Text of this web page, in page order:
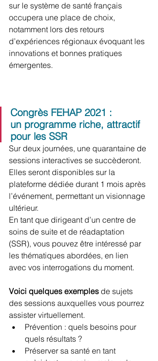
sur le système de santé français
occupera une place de choix,
notamment lors des retours
d’expériences régionaux évoquant les
innovations et bonnes pratiques
émergentes.
Congrès FEHAP 2021 :
un programme riche, attractif
pour les SSR
Sur deux journées, une quarantaine de
sessions interactives se succèderont.
Elles seront disponibles sur la
plateforme dédiée durant 1 mois après
l’événement, permettant un visionnage
ultérieur.
En tant que dirigeant d’un centre de
soins de suite et de réadaptation
(SSR), vous pouvez être intéressé par
les thématiques abordées, en lien
avec vos interrogations du moment.
Voici quelques exemples de sujets
des sessions auxquelles vous pourrez
assister virtuellement.
Prévention : quels besoins pour
quels résultats ?
Préserver sa santé en tant